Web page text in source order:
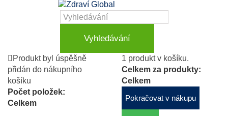
Vyhledávání
Produkt byl úspěšně
přidán do nákupního
košíku
Počet položek:
Celkem
1 produkt v košíku.
Celkem za produkty:
Celkem
Pokračovat v nákupu